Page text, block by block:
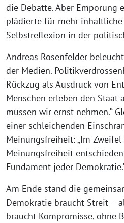
die Debatte. Aber Empörung
plädierte für mehr inhaltliche
Selbstreflexion in der
Andreas Rosenfelder
der Medien.
Rückzug als Ausdruck von
Menschen erleben den Staat
müssen wir ernst nehmen.“
einer schleichenden
Meinungsfreiheit: „Im
Meinungsfreiheit
Fundament jeder
Am Ende stand die
Demokratie braucht Streit –
braucht Kompromisse, ohne